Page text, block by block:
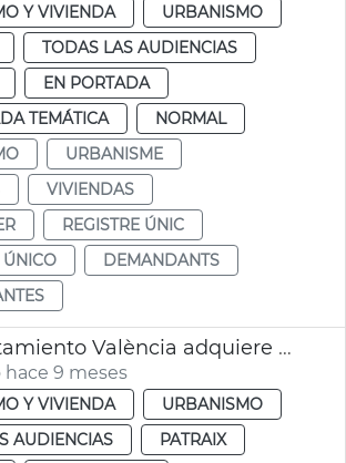
Y VIVIENDA
URBANISMO
TODAS LAS AUDIENCIAS
EN PORTADA
TEMÁTICA
NORMAL
URBANISME
VIVIENDAS
REGISTRE ÚNIC
ÚNICO
DEMANDANTS
JGL Ayuntamiento València adquiere edificio para alquiler asequible
9 meses
Y VIVIENDA
URBANISMO
AUDIENCIAS
PATRAIX